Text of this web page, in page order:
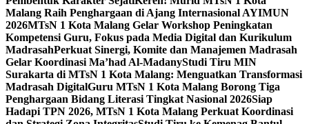
Malang Raih Penghargaan di Ajang Internasional AYIMUN
2026MTsN 1 Kota Malang Gelar Workshop Peningkatan
Kompetensi Guru, Fokus pada Media Digital dan Kurikulum
MadrasahPerkuat Sinergi, Komite dan Manajemen Madrasah
Gelar Koordinasi Ma’had Al-MadanyStudi Tiru MIN
Surakarta di MTsN 1 Kota Malang: Menguatkan Transformasi
Madrasah DigitalGuru MTsN 1 Kota Malang Borong Tiga
Penghargaan Bidang Literasi Tingkat Nasional 2026Siap
Hadapi TPN 2026, MTsN 1 Kota Malang Perkuat Koordinasi